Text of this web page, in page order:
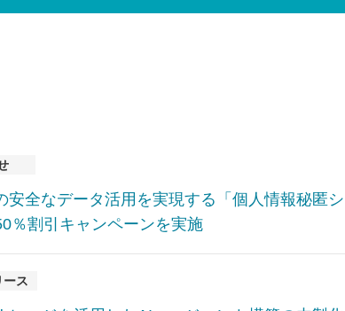
安全なデータ活用を実現する「個人情報秘匿シ
％割引キャンペーンを実施
ース
WEBセミナー
レガシー運用に一歩踏